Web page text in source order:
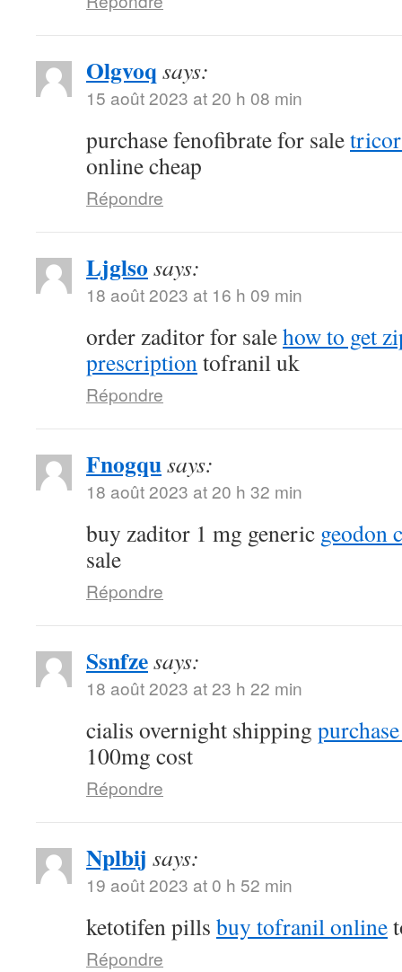
Olgvoq says:
15 août 2023 at 20 h 08 min
purchase fenofibrate for sale
online cheap
Répondre
Ljglso says:
18 août 2023 at 16 h 09 min
order zaditor for salehow to get
prescriptiontofranil uk
Répondre
Fnogqusays:
18 août 2023 at 20 h 32 min
buy zaditor 1 mg generic geodon
sale
Répondre
Ssnfzesays:
18 août 2023 at 23 h 22 min
cialis overnight shipping
100mg cost
Répondre
Nplbij says:
19 août 2023 at 0 h 52 min
ketotifen pills buy tofranil online
Répondre